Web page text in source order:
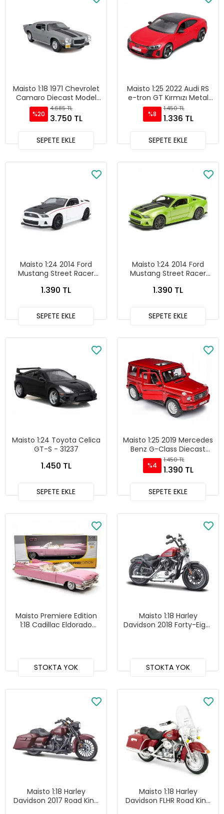
Maisto 1:18 1971 Chevrolet
Camaro Diecast Model
Araba Gri - 31131
%20
4.685 TL
3.750 TL
SEPETE EKLE
Maisto 1:25 2022 Audi RS
e-tron GT Kırmızı Metal
Model Araba - 32907
%8
1.450 TL
1.336 TL
SEPETE EKLE
Maisto 1:24 2014 Ford
Mustang Street Racer
- 31506
1.390 TL
SEPETE EKLE
Maisto 1:24 2014 Ford
Mustang Street Racer
31506
1.390 TL
SEPETE EKLE
Maisto 1:24 Toyota Celica
GT-S - 31237
1.450 TL
SEPETE EKLE
Maisto 1:25 2019 Mercedes
Benz G-Class Diecast
Model Araba Kırmızı- 31531
%4
1.450 TL
1.390 TL
SEPETE EKLE
Maisto Premiere Edition
1:18 Cadillac Eldorado
STOKTA YOK
Maisto 1:18 Harley
Davidson 2018 Forty-Eight
STOKTA YOK
Maisto 1:18 Harley
Davidson 2017 Road King
Maisto 1:18 Harley
Davidson FLHR Road King